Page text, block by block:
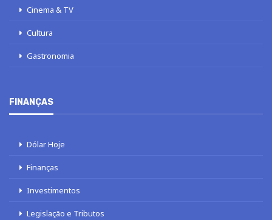
Cinema & TV
Cultura
Gastronomia
FINANÇAS
Dólar Hoje
Finanças
Investimentos
Legislação e Tributos